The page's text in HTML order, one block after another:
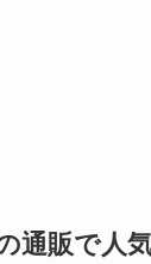
通販で人